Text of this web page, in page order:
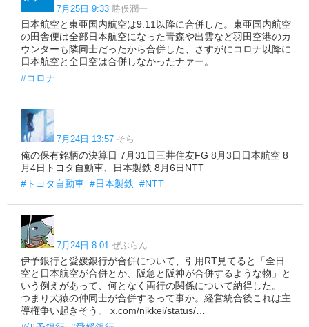
7月25日 9:33 勝俣潤一
日本航空と東亜国内航空は9.11以降に合併した。東亜国内航空
の田舎便は全部日本航空になった青森や出雲など羽田空港のカ
ウンターも隣同士だったから合併した、さすがにコロナ以降に
日本航空と全日空は合併しなかったナァー。
#コロナ
7月24日 13:57 そら
俺の保有銘柄の決算日 7月31日三井住友FG 8月3日日本航空 8
月4日トヨタ自動車、日本製鉄 8月6日NTT
#トヨタ自動車 #日本製鉄 #NTT
7月24日 8:01 ぜぶらん
伊予銀行と愛媛銀行が合併について、引用RT見てると「全日
空と日本航空が合併とか、阪急と阪神が合併するような物」と
いう例えがあって、何となく両行の関係について納得した。
つまり犬猿の仲同士が合併するって事か。経営統合後これは主
導権争い起きそう。 x.com/nikkei/status/…